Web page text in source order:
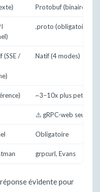
Protobuf (binaire)
.proto (obligatoire)
(SSE /
Natif (4 modes)
~3–10x plus petit
⚠️ gRPC-web
Obligatoire
grpcurl, Evans
évidente pour